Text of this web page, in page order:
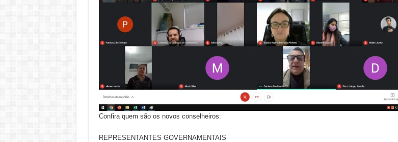
Confira quem são os novos conselheiros:
REPRESENTANTES GOVERNAMENTAIS